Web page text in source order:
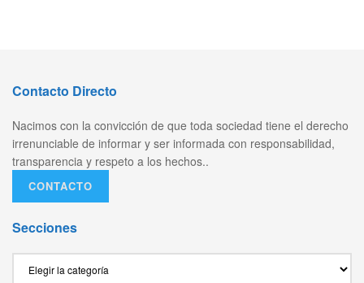
Contacto Directo
Nacimos con la convicción de que toda sociedad tiene el derecho
irrenunciable de informar y ser informada con responsabilidad,
transparencia y respeto a los hechos..
CONTACTO
Secciones